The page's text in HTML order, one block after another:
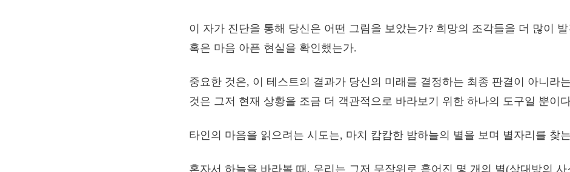
이 자가 진단을 통해 당신은 어떤 그림을 보았는가? 희망의 조각들을 더 많이
혹은 마음 아픈 현실을 확인했는가.
중요한 것은, 이 테스트의 결과가 당신의 미래를 결정하는 최종 판결이 아니라
것은 그저 현재 상황을 조금 더 객관적으로 바라보기 위한 하나의 도구일 뿐이
타인의 마음을 읽으려는 시도는, 마치 캄캄한 밤하늘의 별을 보며 별자리를 찾
혼자서 하늘을 바라볼 때, 우리는 그저 무작위로 흩어진 몇 개의 별(상대방의